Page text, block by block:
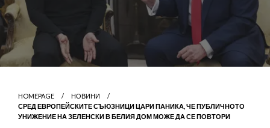
HOMEPAGE
НОВИНИ
СРЕД ЕВРОПЕЙСКИТЕ СЪЮЗНИЦИ ЦАРИ ПАНИКА, ЧЕ ПУБЛИЧНОТО
УНИЖЕНИЕ НА ЗЕЛЕНСКИ В БЕЛИЯ ДОМ МОЖЕ ДА СЕ ПОВТОРИ